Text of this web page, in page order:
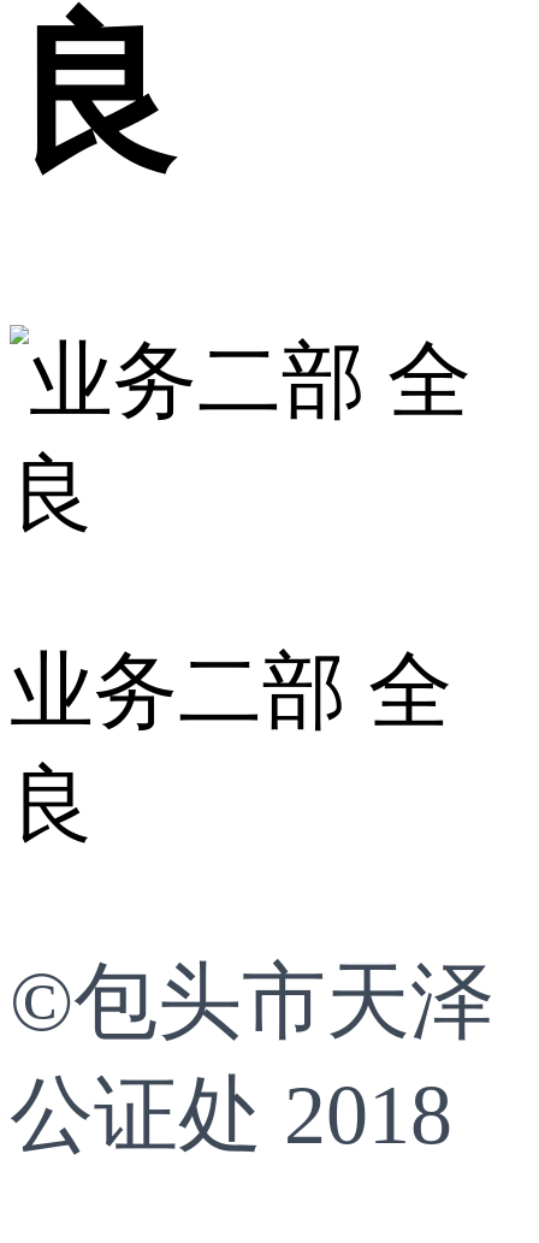
良
业务二部 全
良
©包头市天泽
公证处 2018